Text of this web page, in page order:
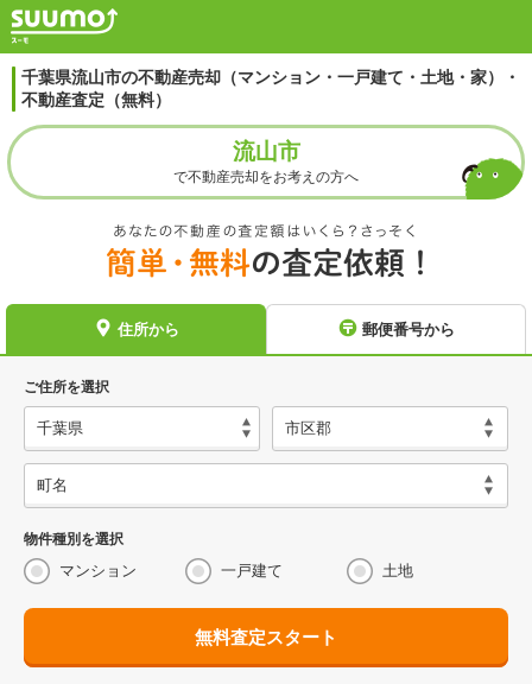
千葉県流山市の不動産売却（マンション・一戸建て・土地・家）・
不動産査定（無料）
流山市
で不動産売却をお考えの方へ
住所から 郵便番号から
ご住所を選択
物件種別を選択
マンション 一戸建て 土地
無料査定スタート